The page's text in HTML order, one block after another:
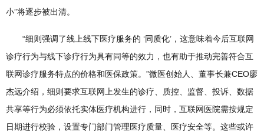
小”将逐步被出清。
“细则强调了线上线下医疗服务的 ‘同质化’，这意味着今后互联网
诊疗行为与线下诊疗行为具有同等的效力，也有助于推动完善符合互
联网诊疗服务特点的价格和医保政策。”微医创始人、董事长兼CEO廖
杰远介绍，细则要求互联网上发生的诊疗、质控、监督、投诉、数据
共享等行为必须依托实体医疗机构进行，同时，互联网医院需按规定
日期进行校验，设置专门部门管理医疗质量、医疗安全等。这些或许